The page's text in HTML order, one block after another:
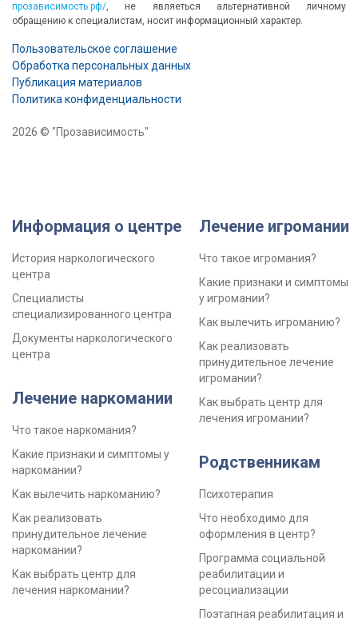
прозависимость.рф/, не являеться альтернативной личному
обращению к специалистам, носит информационный характер.
Пользовательское соглашение
Обработка персональных данных
Публикация материалов
Политика конфиденциальности
2026 © "Прозависимость"
Информация о центре
История наркологического
центра
Специалисты
специализированного центра
Документы наркологического
центра
Лечение наркомании
Что такое наркомания?
Какие признаки и симптомы у
наркомании?
Как вылечить наркоманию?
Как реализовать
принудительное лечение
наркомании?
Как выбрать центр для
лечения наркомании?
Лечение игромании
Что такое игромания?
Какие признаки и симптомы
у игромании?
Как вылечить игроманию?
Как реализовать
принудительное лечение
игромании?
Как выбрать центр для
лечения игромании?
Родственникам
Психотерапия
Что необходимо для
оформления в центр?
Программа социальной
реабилитации и
ресоциализации
Поэтапная реабилитация и